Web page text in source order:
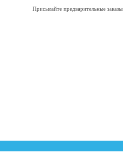
Присылайте предварительные заказы